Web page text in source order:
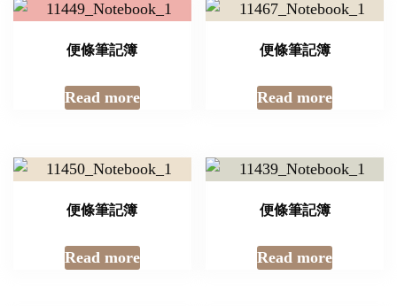
便條筆記簿
Read more
便條筆記簿
Read more
便條筆記簿
Read more
便條筆記簿
Read more